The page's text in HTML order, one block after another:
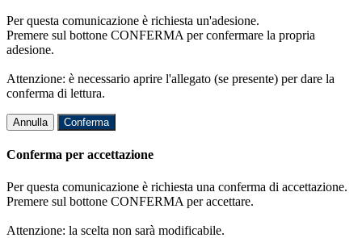
Per questa comunicazione è richiesta un'adesione.
Premere sul bottone CONFERMA per confermare la propria
adesione.
Attenzione: è necessario aprire l'allegato (se presente) per dare la
conferma di lettura.
Annulla Conferma
Conferma per accettazione
Per questa comunicazione è richiesta una conferma di accettazione.
Premere sul bottone CONFERMA per accettare.
Attenzione: la scelta non sarà modificabile.